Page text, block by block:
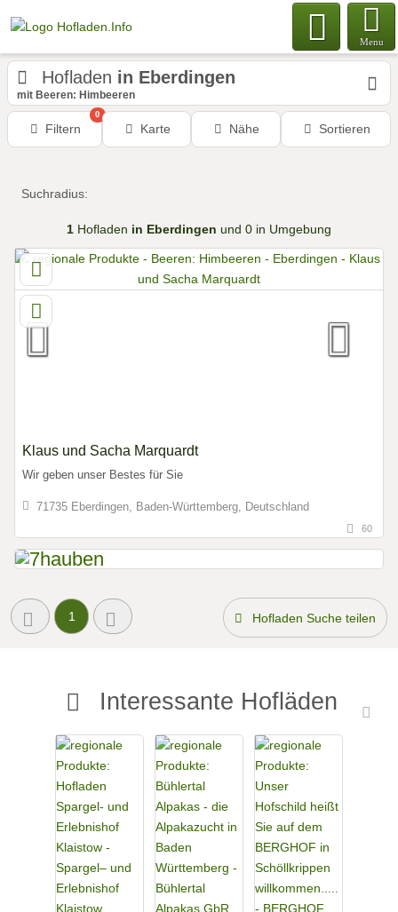
Menu
Hofladen in Eberdingen
mit Beeren: Himbeeren
Filtern
0
Karte Nähe Sortieren
Suchradius:
1 Hofladen in Eberdingen und 0 in Umgebung
Klaus und Sacha Marquardt
Wir geben unser Bestes für Sie
71735 Eberdingen, Baden-Württemberg, Deutschland
60
1 Hofladen Suche teilen
Interessante Hofläden